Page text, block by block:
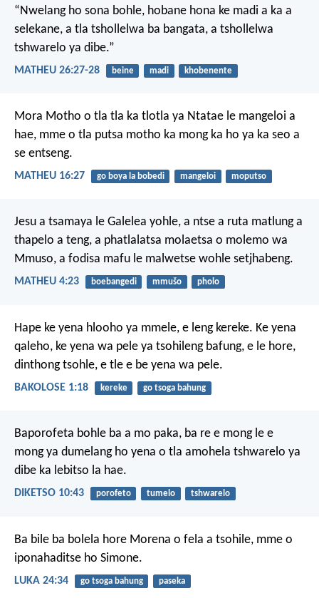
“Nwelang ho sona bohle, hobane hona ke madi a ka a
selekane, a tla tshollelwa ba bangata, a tshollelwa
tshwarelo ya dibe.”
MATHEU 26:27-28 beine madi khobenente
Mora Motho o tla tla ka tlotla ya Ntatae le mangeloi a
hae, mme o tla putsa motho ka mong ka ho ya ka seo a
se entseng.
MATHEU 16:27 go boya la bobedi mangeloi moputso
Jesu a tsamaya le Galelea yohle, a ntse a ruta matlung a
thapelo a teng, a phatlalatsa molaetsa o molemo wa
Mmuso, a fodisa mafu le malwetse wohle setjhabeng.
MATHEU 4:23 boebangedi mmušo pholo
Hape ke yena hlooho ya mmele, e leng kereke. Ke yena
qaleho, ke yena wa pele ya tsohileng bafung, e le hore,
dinthong tsohle, e tle e be yena wa pele.
BAKOLOSE 1:18 kereke go tsoga bahung
Baporofeta bohle ba a mo paka, ba re e mong le e
mong ya dumelang ho yena o tla amohela tshwarelo ya
dibe ka lebitso la hae.
DIKETSO 10:43 porofeto tumelo tshwarelo
Ba bile ba bolela hore Morena o fela a tsohile, mme o
iponahaditse ho Simone.
LUKA 24:34 go tsoga bahung paseka